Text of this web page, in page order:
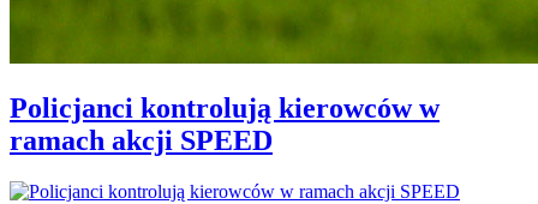
Policjanci kontrolują kierowców w
ramach akcji SPEED